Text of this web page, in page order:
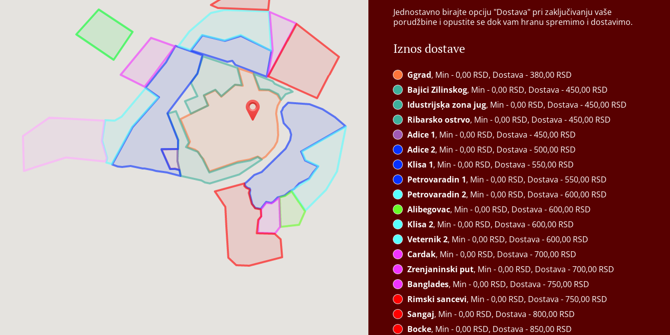
Jednostavno birajte opciju "Dostava" pri zaključivanju vaše
porudžbine i opustite se dok vam hranu spremimo i dostavimo.
Iznos dostave
Ggrad, Min - 0,00 RSD, Dostava - 380,00 RSD
Bajici Zilinskog, Min - 0,00 RSD, Dostava - 450,00 RSD
Idustrijsķa zona jug, Min - 0,00 RSD, Dostava - 450,00 RSD
Ribarsko ostrvo, Min - 0,00 RSD, Dostava - 450,00 RSD
Adice 1, Min - 0,00 RSD, Dostava - 450,00 RSD
Adice 2, Min - 0,00 RSD, Dostava - 500,00 RSD
Klisa 1, Min - 0,00 RSD, Dostava - 550,00 RSD
Petrovaradin 1, Min - 0,00 RSD, Dostava - 550,00 RSD
Petrovaradin 2, Min - 0,00 RSD, Dostava - 600,00 RSD
Alibegovac, Min - 0,00 RSD, Dostava - 600,00 RSD
Klisa 2, Min - 0,00 RSD, Dostava - 600,00 RSD
Veternik 2, Min - 0,00 RSD, Dostava - 600,00 RSD
Cardak, Min - 0,00 RSD, Dostava - 700,00 RSD
Zrenjaninski put, Min - 0,00 RSD, Dostava - 700,00 RSD
Banglades, Min - 0,00 RSD, Dostava - 750,00 RSD
Rimski sancevi, Min - 0,00 RSD, Dostava - 750,00 RSD
Sangaj, Min - 0,00 RSD, Dostava - 800,00 RSD
Bocke, Min - 0,00 RSD, Dostava - 850,00 RSD